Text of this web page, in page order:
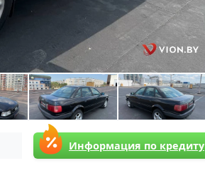
Информация по кредиту